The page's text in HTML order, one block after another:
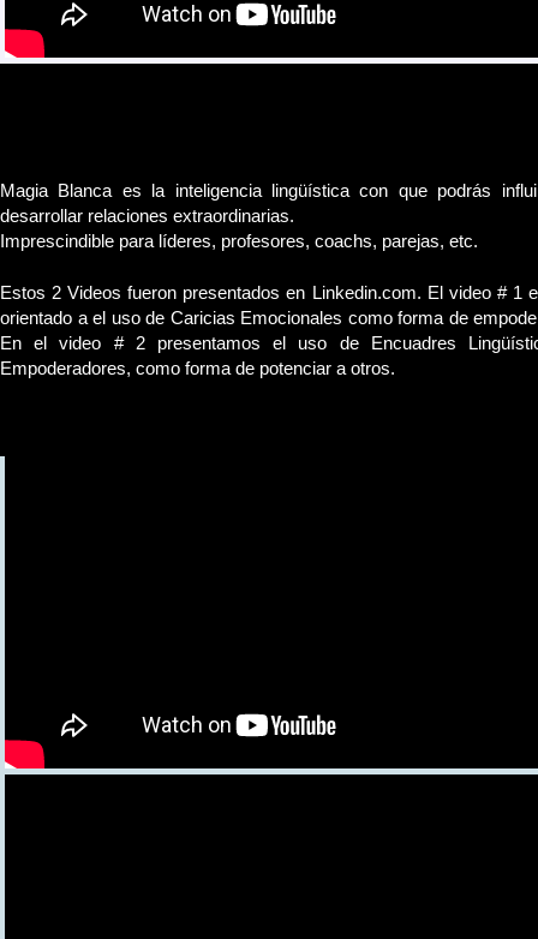
Magia Blanca es la inteligencia lingüística con que podrás
desarrollar relaciones extraordinarias.
Imprescindible para líderes, profesores, coachs, parejas, etc.
Estos 2 Videos fueron presentados en Linkedin.com. El video # 1
orientado a el uso de Caricias Emocionales como forma de
En el video # 2 presentamos el uso de Encuadres
Empoderadores, como forma de potenciar a otros.